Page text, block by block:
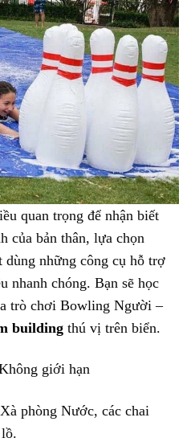
quan trọng để nhận biết
của bản thân, lựa chọn
những công cụ hỗ trợ
nhanh chóng. Bạn sẽ học
trò chơi Bowling Người –
building thú vị trên biển.
giới hạn
phòng Nước, các chai